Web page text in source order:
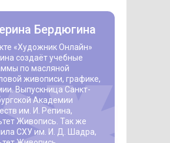
«Художник Онлайн»
создаёт учебные
по масляной
живописи, графике,
Выпускница Санкт-
Академии
им. И. Репина,
Живопись. Так же
СХУ им. И. Д. Шадра,
Бердюгина